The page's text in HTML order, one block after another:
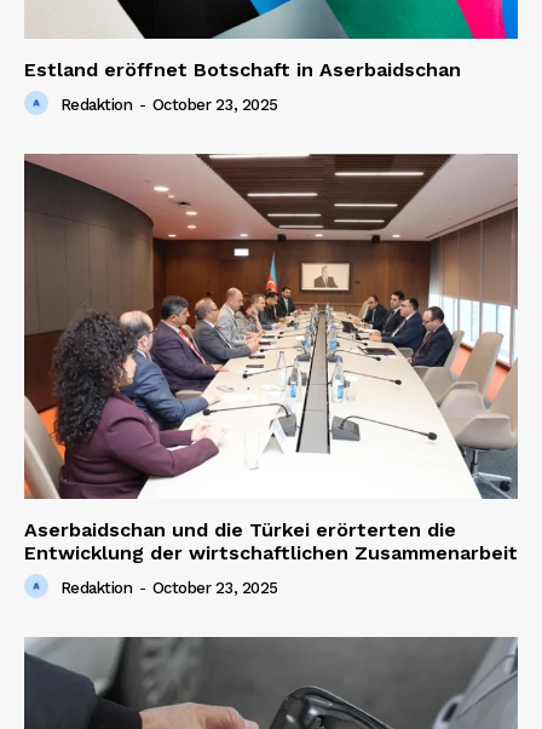
News Week
Estland eröffnet Botschaft in Aserbaidschan
Redaktion - October 23, 2025
Aserbaidschan und die Türkei erörterten die
Entwicklung der wirtschaftlichen Zusammenarbeit
Redaktion - October 23, 2025